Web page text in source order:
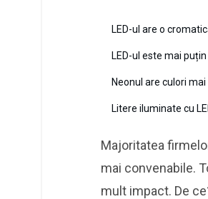
LED-ul are o
LED-ul este mai
Neonul are culori
Litere iluminate cu
Majoritatea
mai convenabile.
mult impact. De